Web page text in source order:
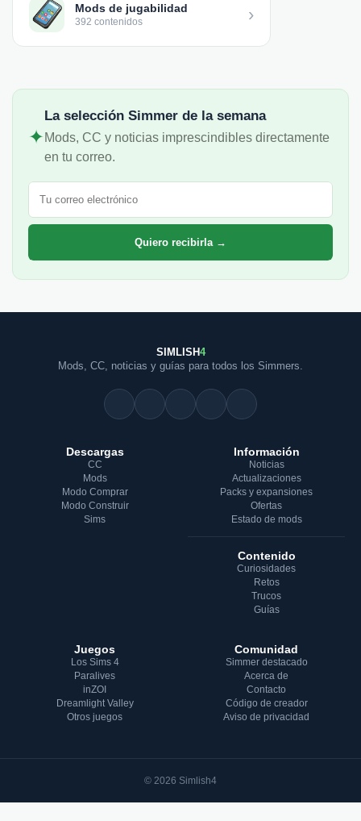
Mods de jugabilidad
392 contenidos ›
✦
La selección Simmer de la semana
Mods, CC y noticias imprescindibles directamente
en tu correo.
Correo electrónico
Quiero recibirla →
SIMLISH4
Mods, CC, noticias y guías para todos los Simmers.
Descargas
CC
Mods
Modo Comprar
Modo Construir
Sims
Información
Noticias
Actualizaciones
Packs y expansiones
Ofertas
Estado de mods
Contenido
Curiosidades
Retos
Trucos
Guías
Juegos
Los Sims 4
Paralives
inZOI
Dreamlight Valley
Otros juegos
Comunidad
Simmer destacado
Acerca de
Contacto
Código de creador
Aviso de privacidad
© 2026 Simlish4